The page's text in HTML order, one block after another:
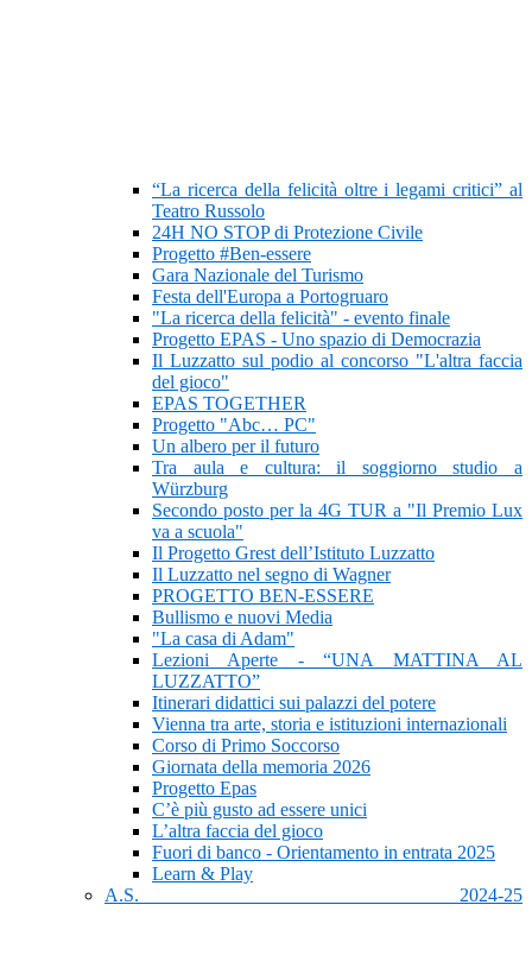
“La ricerca della felicità oltre i legami critici” al
Teatro Russolo
24H NO STOP di Protezione Civile
Progetto #Ben-essere
Gara Nazionale del Turismo
Festa dell'Europa a Portogruaro
"La ricerca della felicità" - evento finale
Progetto EPAS - Uno spazio di Democrazia
Il Luzzatto sul podio al concorso "L'altra faccia
del gioco"
EPAS TOGETHER
Progetto "Abc… PC"
Un albero per il futuro
Tra aula e cultura: il soggiorno studio a
Würzburg
Secondo posto per la 4G TUR a "Il Premio Lux
va a scuola"
Il Progetto Grest dell’Istituto Luzzatto
Il Luzzatto nel segno di Wagner
PROGETTO BEN-ESSERE
Bullismo e nuovi Media
"La casa di Adam"
Lezioni Aperte - “UNA MATTINA AL
LUZZATTO”
Itinerari didattici sui palazzi del potere
Vienna tra arte, storia e istituzioni internazionali
Corso di Primo Soccorso
Giornata della memoria 2026
Progetto Epas
C’è più gusto ad essere unici
L’altra faccia del gioco
Fuori di banco - Orientamento in entrata 2025
Learn & Play
A.S. 2024-25